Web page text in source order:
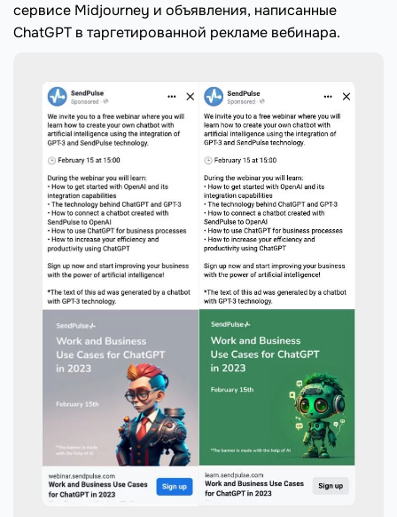
сервисе Midjourney и объявления, написанные
ChatGPT в таргетированной рекламе вебинара.